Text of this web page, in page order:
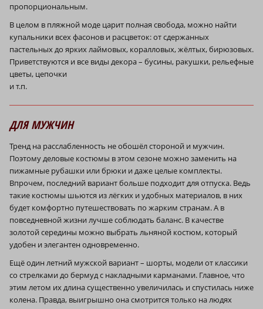
пропорциональным.
В целом в пляжной моде царит полная свобода, можно найти
купальники всех фасонов и расцветок: от сдержанных
пастельных до ярких лаймовых, коралловых, жёлтых, бирюзовых.
Приветствуются и все виды декора – бусины, ракушки, рельефные
цветы, цепочки
и т.п.
ДЛЯ МУЖЧИН
Тренд на расслабленность не обошёл стороной и мужчин.
Поэтому деловые костюмы в этом сезоне можно заменить на
пижамные рубашки или брюки и даже целые комплекты.
Впрочем, последний вариант больше подходит для отпуска. Ведь
такие костюмы шьются из лёгких и удобных материалов, в них
будет комфортно путешествовать по жарким странам. А в
повседневной жизни лучше соблюдать баланс. В качестве
золотой середины можно выбрать льняной костюм, который
удобен и элегантен одновременно.
Ещё один летний мужской вариант – шорты, модели от классики
со стрелками до бермуд с накладными карманами. Главное, что
этим летом их длина существенно увеличилась и спустилась ниже
колена. Правда, выигрышно она смотрится только на людях